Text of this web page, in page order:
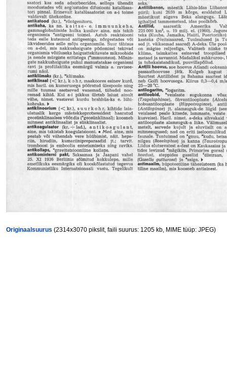
Originaalsuurus (2314x3070 pikslit, faili suurus: 1205 kb, MIME tüüp: JPEG)